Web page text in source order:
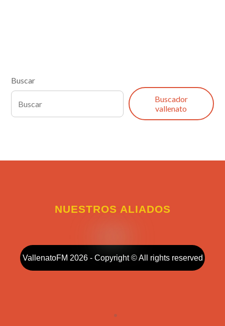
Buscar
Buscador
vallenato
NUESTROS ALIADOS
VallenatoFM 2026 - Copyright © All rights reserved